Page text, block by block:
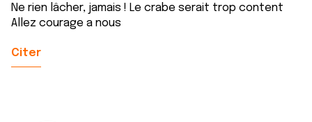
Ne rien lâcher, jamais ! Le crabe serait trop content
Allez courage a nous
Citer